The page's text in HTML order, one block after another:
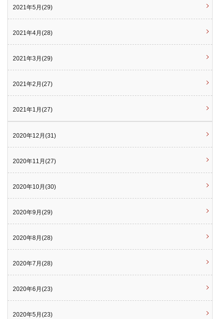
2021年5月(29)
2021年4月(28)
2021年3月(29)
2021年2月(27)
2021年1月(27)
2020年12月(31)
2020年11月(27)
2020年10月(30)
2020年9月(29)
2020年8月(28)
2020年7月(28)
2020年6月(23)
2020年5月(23)